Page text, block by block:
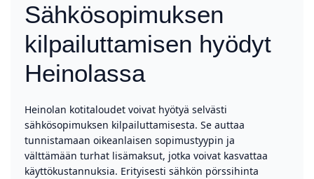
Sähkösopimuksen
kilpailuttamisen hyödyt
Heinolassa
Heinolan kotitaloudet voivat hyötyä selvästi
sähkösopimuksen kilpailuttamisesta. Se auttaa
tunnistamaan oikeanlaisen sopimustyypin ja
välttämään turhat lisämaksut, jotka voivat kasvattaa
käyttökustannuksia. Erityisesti sähkön pörssihinta